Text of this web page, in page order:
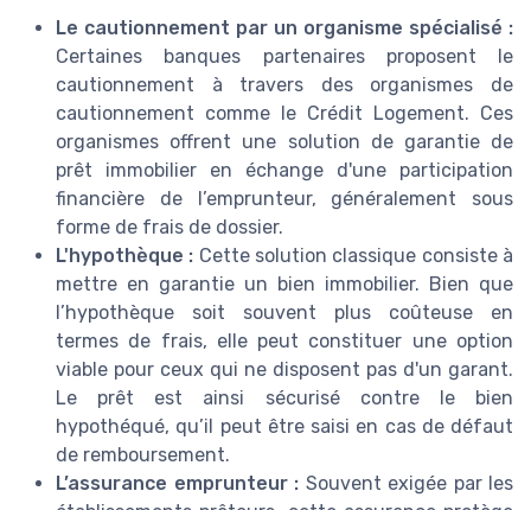
Le cautionnement par un organisme spécialisé :
Certaines banques partenaires proposent le
cautionnement à travers des organismes de
cautionnement comme le Crédit Logement. Ces
organismes offrent une solution de garantie de
prêt immobilier en échange d'une participation
financière de l’emprunteur, généralement sous
forme de frais de dossier.
L'hypothèque : Cette solution classique consiste à
mettre en garantie un bien immobilier. Bien que
l’hypothèque soit souvent plus coûteuse en
termes de frais, elle peut constituer une option
viable pour ceux qui ne disposent pas d'un garant.
Le prêt est ainsi sécurisé contre le bien
hypothéqué, qu’il peut être saisi en cas de défaut
de remboursement.
L’assurance emprunteur : Souvent exigée par les